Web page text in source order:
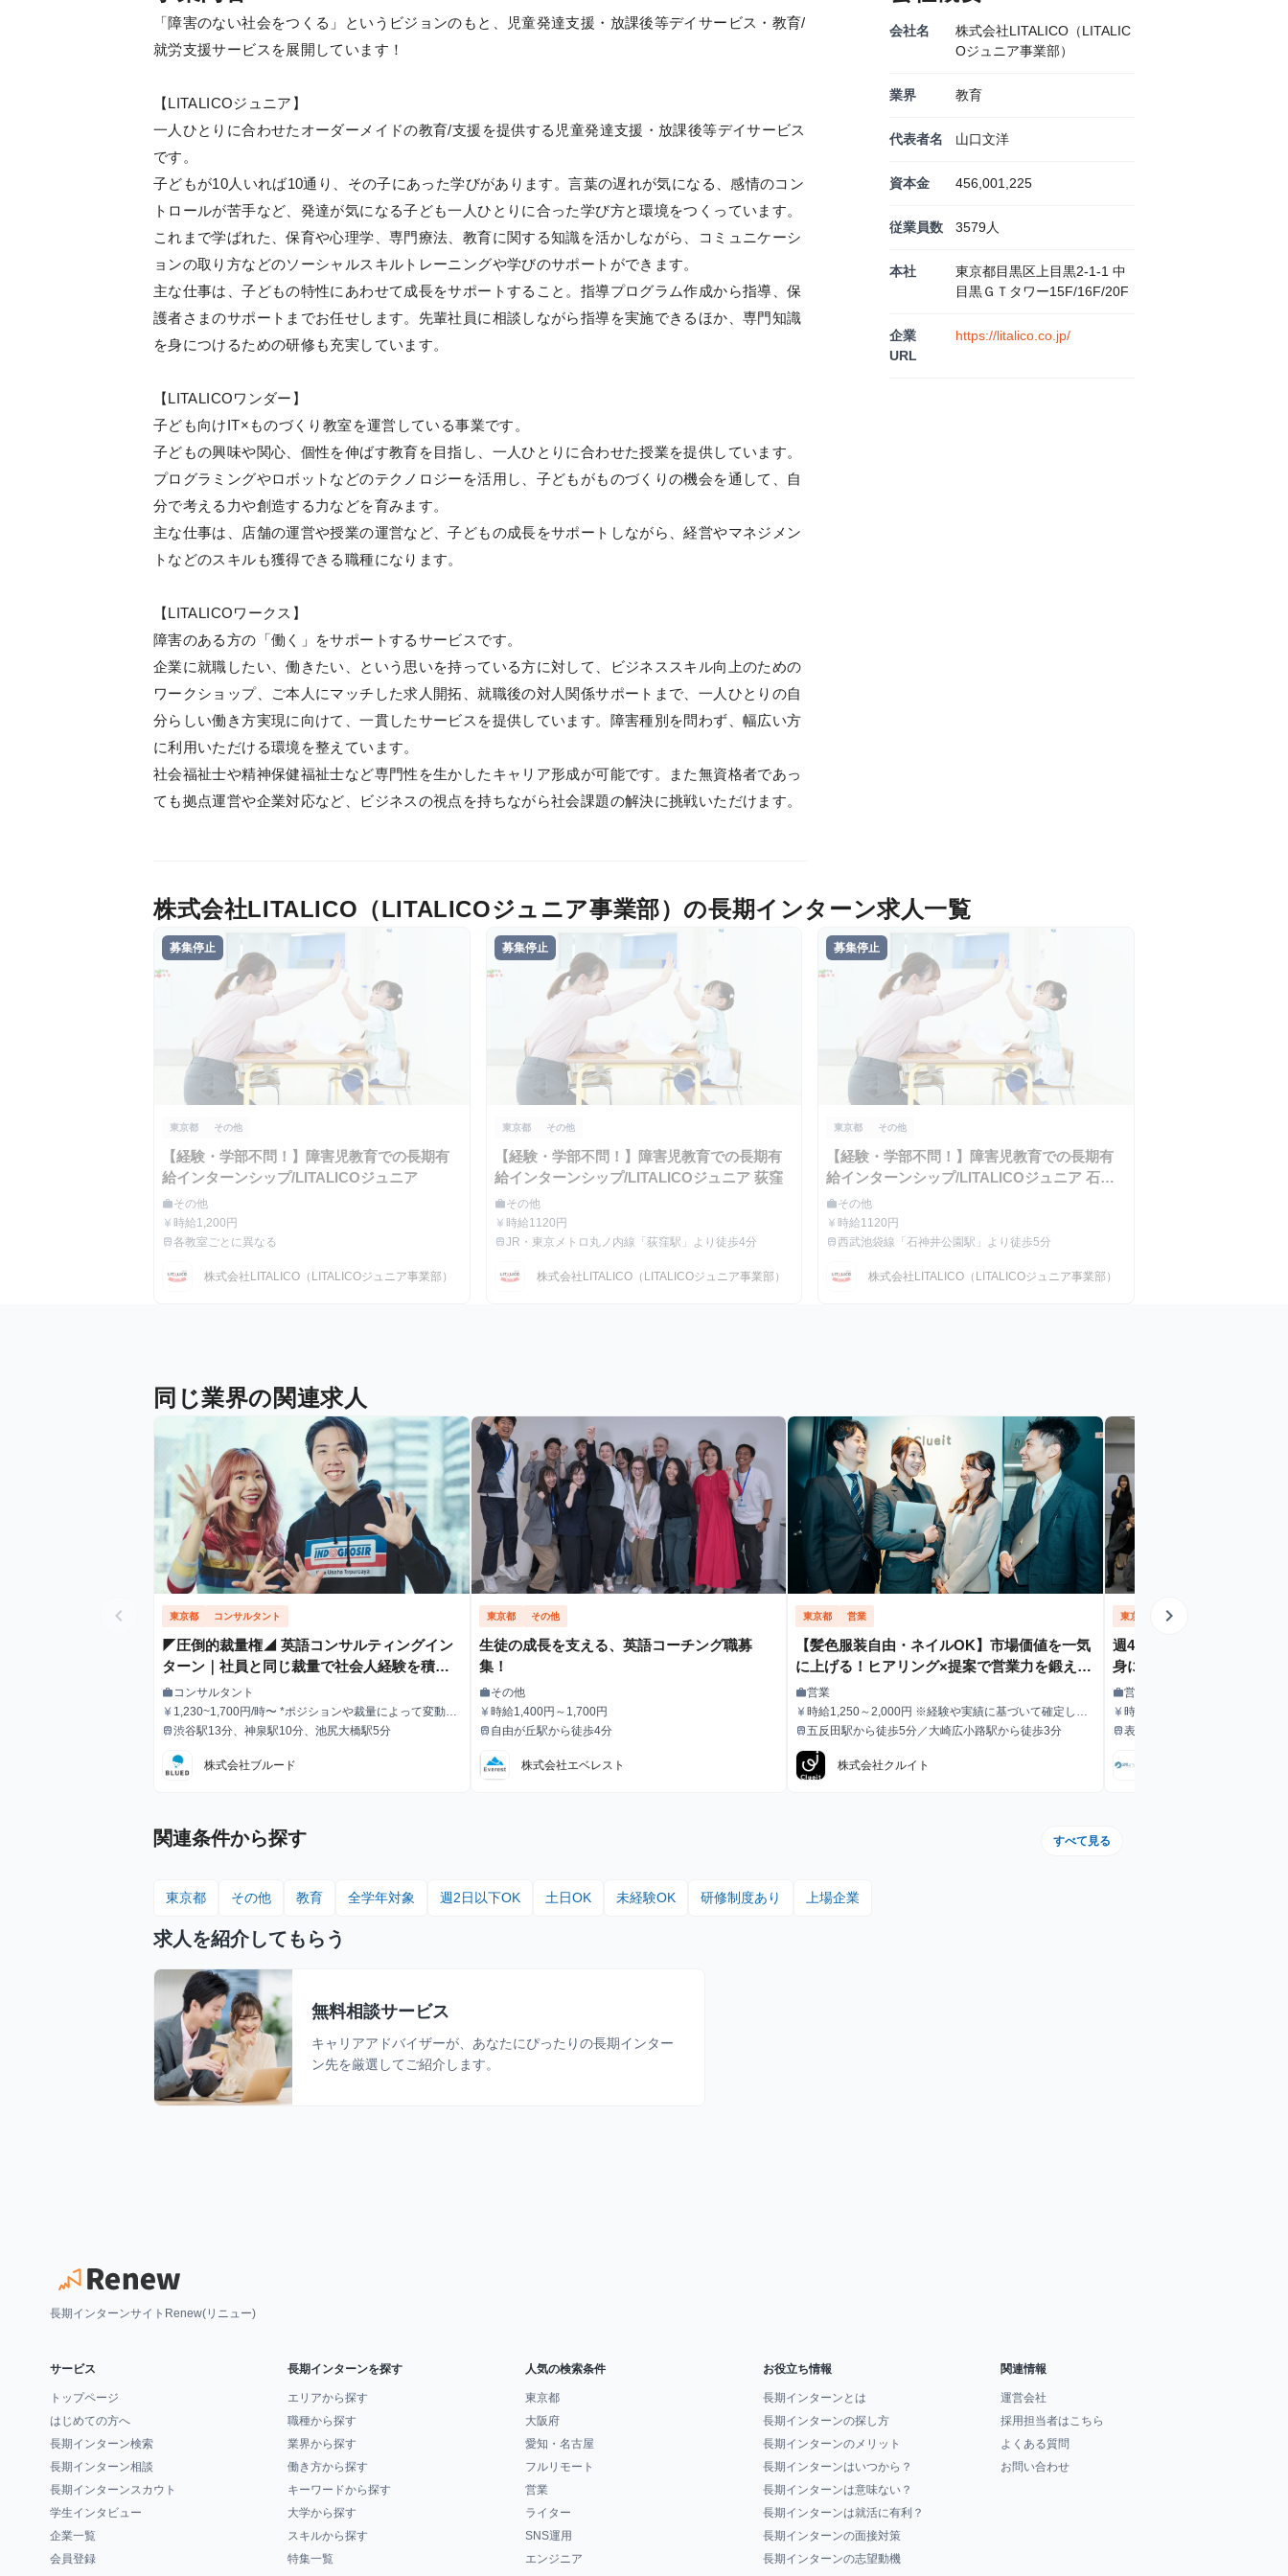
「障害のない社会をつくる」というビジョンのもと、児童発達支援・放課後等デイサービス・教育/
就労支援サービスを展開しています！
【LITALICOジュニア】
一人ひとりに合わせたオーダーメイドの教育/支援を提供する児童発達支援・放課後等デイサービス
です。
子どもが10人いれば10通り、その子にあった学びがあります。言葉の遅れが気になる、感情のコン
トロールが苦手など、発達が気になる子ども一人ひとりに合った学び方と環境をつくっています。
これまで学ばれた、保育や心理学、専門療法、教育に関する知識を活かしながら、コミュニケーシ
ョンの取り方などのソーシャルスキルトレーニングや学びのサポートができます。
主な仕事は、子どもの特性にあわせて成長をサポートすること。指導プログラム作成から指導、保
護者さまのサポートまでお任せします。先輩社員に相談しながら指導を実施できるほか、専門知識
を身につけるための研修も充実しています。
【LITALICOワンダー】
子ども向けIT×ものづくり教室を運営している事業です。
子どもの興味や関心、個性を伸ばす教育を目指し、一人ひとりに合わせた授業を提供しています。
プログラミングやロボットなどのテクノロジーを活用し、子どもがものづくりの機会を通して、自
分で考える力や創造する力などを育みます。
主な仕事は、店舗の運営や授業の運営など、子どもの成長をサポートしながら、経営やマネジメン
トなどのスキルも獲得できる職種になります。
【LITALICOワークス】
障害のある方の「働く」をサポートするサービスです。
企業に就職したい、働きたい、という思いを持っている方に対して、ビジネススキル向上のための
ワークショップ、ご本人にマッチした求人開拓、就職後の対人関係サポートまで、一人ひとりの自
分らしい働き方実現に向けて、一貫したサービスを提供しています。障害種別を問わず、幅広い方
に利用いただける環境を整えています。
社会福祉士や精神保健福祉士など専門性を生かしたキャリア形成が可能です。また無資格者であっ
ても拠点運営や企業対応など、ビジネスの視点を持ちながら社会課題の解決に挑戦いただけます。
会社名
株式会社LITALICO（LITALIC
Oジュニア事業部）
業界 教育
代表者名 山口文洋
資本金 456,001,225
従業員数 3579人
本社
東京都目黒区上目黒2-1-1 中
目黒ＧＴタワー15F/16F/20F
企業
URL
https://litalico.co.jp/
株式会社LITALICO（LITALICOジュニア事業部）の長期インターン求人一覧
募集停止
東京都 その他
【経験・学部不問！】障害児教育での長期有
給インターンシップ/LITALICOジュニア
職種
workその他
給与
currency_yen 時給1,200円
最寄駅
train各教室ごとに異なる
株式会社LITALICO（LITALICOジュニア事業部）
募集停止
東京都 その他
【経験・学部不問！】障害児教育での長期有
給インターンシップ/LITALICOジュニア 荻窪
職種
workその他
給与
currency_yen 時給1120円
最寄駅
trainJR・東京メトロ丸ノ内線「荻窪駅」より徒歩4分
株式会社LITALICO（LITALICOジュニア事業部）
募集停止
東京都 その他
【経験・学部不問！】障害児教育での長期有
給インターンシップ/LITALICOジュニア 石神
井公園
職種
workその他
給与
currency_yen 時給1120円
最寄駅
train西武池袋線「石神井公園駅」より徒歩5分
株式会社LITALICO（LITALICOジュニア事業部）
同じ業界の関連求人
chevron_left chevron_right
東京都 コンサルタント
◤圧倒的裁量権◢ 英語コンサルティングイン
ターン｜社員と同じ裁量で社会人経験を積め
る長期インターン
職種
work コンサルタント
給与
currency_yen 1,230~1,700円/時〜 *ポジションや裁量によって変動し
ます
最寄駅
train渋谷駅13分、神泉駅10分、池尻大橋駅5分
株式会社ブルード
東京都 その他
生徒の成長を支える、英語コーチング職募
集！
職種
workその他
給与
currency_yen時給1,400円～1,700円
最寄駅
train 自由が丘駅から徒歩4分
株式会社エベレスト
東京都 営業
【髪色服装自由・ネイルOK】市場価値を一気
に上げる！ヒアリング×提案で営業力を鍛える
インサイドセールスのインターン大募集！
職種
work営業
給与
currency_yen時給1,250～2,000円 ※経験や実績に基づいて確定しま
す。
最寄駅
train五反田駅から徒歩5分／大崎広小路駅から徒歩3分
株式会社クルイト
東京都 営業
週4日から！教育ベンチャ
身につける長期インターン
職種
work営業
給与
currency_yen時給1,226円〜 インターン生向
います。 経験、成果をフェア
最寄駅
train表参道駅から徒歩5分（銀座線
関連条件から探す すべて見る
東京都 その他 教育 全学年対象 週2日以下OK 土日OK 未経験OK 研修制度あり 上場企業
求人を紹介してもらう
無料相談サービス
キャリアアドバイザーが、あなたにぴったりの長期インター
ン先を厳選してご紹介します。
長期インターンサイトRenew(リニュー)
サービス
トップページ
はじめての方へ
長期インターン検索
長期インターン相談
長期インターンスカウト
学生インタビュー
企業一覧
会員登録
長期インターンを探す
エリアから探す
職種から探す
業界から探す
働き方から探す
キーワードから探す
大学から探す
スキルから探す
特集一覧
人気の検索条件
東京都
大阪府
愛知・名古屋
フルリモート
営業
ライター
SNS運用
エンジニア
お役立ち情報
長期インターンとは
長期インターンの探し方
長期インターンのメリット
長期インターンはいつから？
長期インターンは意味ない？
長期インターンは就活に有利？
長期インターンの面接対策
長期インターンの志望動機
関連情報
運営会社
採用担当者はこちら
よくある質問
お問い合わせ